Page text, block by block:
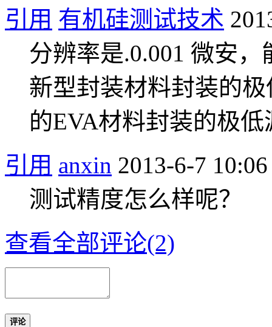
引用 有机硅测试技术
分辨率是.0.001 微安
新型封装材料封装的
的EVA材料封装的极
引用 anxin 2013-6-7 10:06
测试精度怎么样呢？
查看全部评论(2)
评论